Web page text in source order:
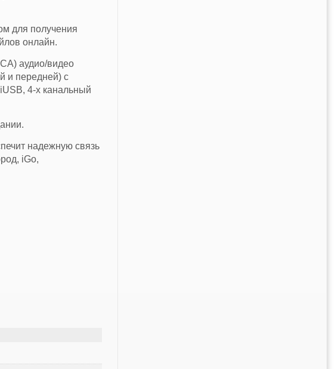
для получения
онлайн.
аудио/видео
и передней) с
4-х канальный
надежную связь
iGo,